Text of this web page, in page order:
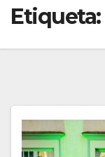
Etiqueta: